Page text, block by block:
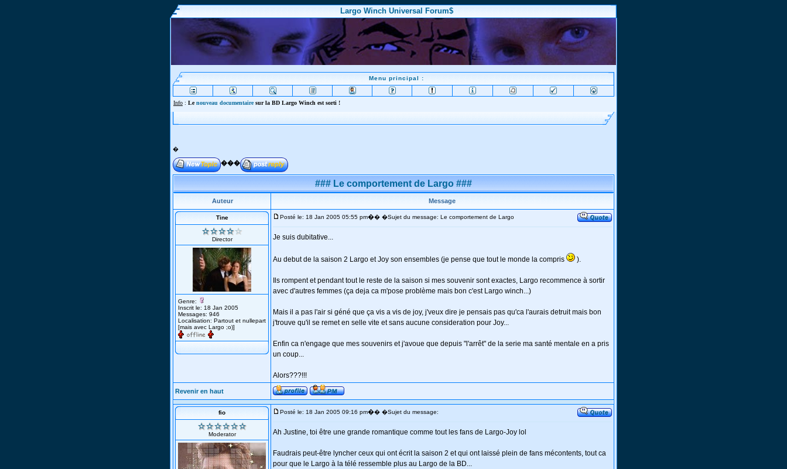
Largo Winch Universal Forum$
Menu principal :
Info : Lenouveau documentairesur la BD Largo Winch est sorti !
�
���
### Le comportement de Largo ###
Auteur Message
Tine
Director
Genre:
Inscrit le: 18 Jan 2005
Messages: 946
Localisation: Partout et nullepart
[mais avec Largo ;o)]
Posté le: 18 Jan 2005 05:55 pm�� �Sujet du message: Le comportement de Largo
Je suis dubitative...
Au debut de la saison 2 Largo et Joy son ensembles (je pense que tout le monde la compris ).
Ils rompent et pendant tout le reste de la saison si mes souvenir sont exactes, Largo recommence à sortir
avec d'autres femmes (ça deja ca m'pose problème mais bon c'est Largo winch...)
Mais il a pas l'air si géné que ça vis a vis de joy, j'veux dire je pensais pas qu'ca l'aurais detruit mais bon
j'trouve qu'il se remet en selle vite et sans aucune consideration pour Joy...
Enfin ca n'engage que mes souvenirs et j'avoue que depuis "l'arrêt" de la serie ma santé mentale en a pris
un coup...
Alors???!!!
Revenir en haut
fio
Moderator
Posté le: 18 Jan 2005 09:16 pm�� �Sujet du message:
Ah Justine, toi être une grande romantique comme tout les fans de Largo-Joy lol
Faudrais peut-être lyncher ceux qui ont écrit la saison 2 et qui ont laissé plein de fans mécontents, tout ca
pour que le Largo à la télé ressemble plus au Largo de la BD...